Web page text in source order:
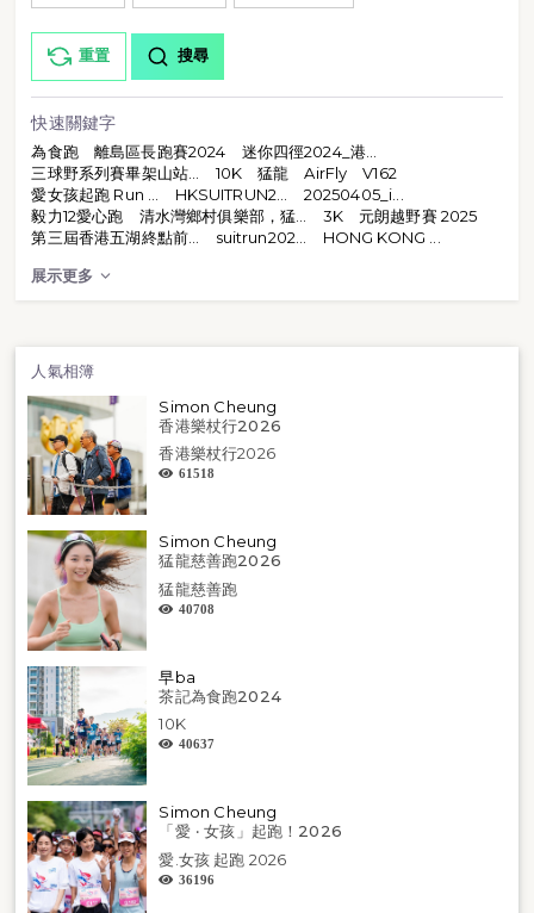
重置 搜尋
快速關鍵字
為食跑
離島區長跑賽2024
迷你四徑2024_港...
三球野系列賽畢架山站...
10K 猛龍 AirFly
V162
愛女孩起跑 Run ...
HKSUITRUN2...
20250405_i...
毅力12愛心跑
清水灣鄉村俱樂部，猛... 3K
元朗越野賽 2025
第三屆香港五湖終點前...
suitrun202... HONG KONG ...
展示更多
人氣相簿
Simon Cheung
香港樂杖行2026
香港樂杖行2026
61518
Simon Cheung
猛龍慈善跑2026
猛龍慈善跑
40708
早ba
茶記為食跑2024
10K
40637
Simon Cheung
「愛 ‧ 女孩」起跑！2026
愛.女孩 起跑 2026
36196